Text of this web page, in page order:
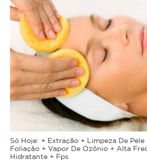
Só Hoje: + Extração + Limpeza De
Foliação + Vapor De Ozônio + Alta
Hidratante + Fps